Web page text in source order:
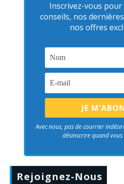
Inscrivez-vous
conseils, nos
nos offres
Avec nous, pas de courrier
désinscrire quand vous
Rejoignez-Nous